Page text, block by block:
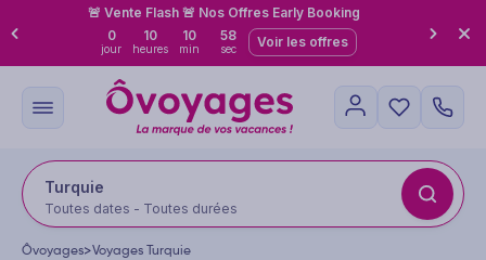
🚨 Vente Flash 🚨 Nos Offres Early Booking
0
jour
10
heures
10
min
56
sec Voir les offres
Turquie
Toutes dates - Toutes durées
Ôvoyages>Voyages Turquie